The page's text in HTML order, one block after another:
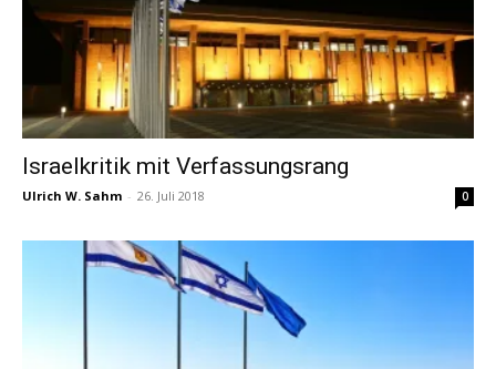
Israelkritik mit Verfassungsrang
Ulrich W. Sahm - 26. Juli 2018 0